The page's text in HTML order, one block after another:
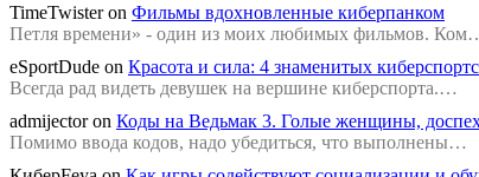
TimeTwister on Фильмы вдохновленные киберпанком
Петля времени» - один из моих любимых фильмов.
eSportDude on Красота и сила: 4 знаменитых
Всегда рад видеть девушек на вершине киберспорта.…
admijector on Коды на Ведьмак 3. Голые женщины,
Помимо ввода кодов, надо убедиться, что выполнены…